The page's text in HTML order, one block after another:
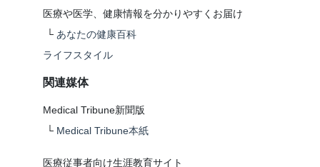
医療や医学、健康情報を分かりやすくお届け
└ あなたの健康百科
ライフスタイル
関連媒体
Medical Tribune新聞版
└ Medical Tribune本紙
医療従事者向け生涯教育サイト